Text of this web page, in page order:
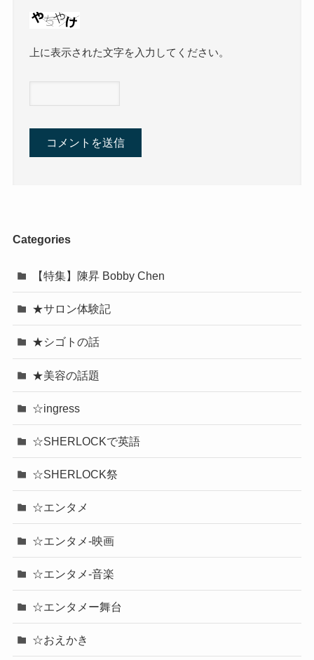
上に表示された文字を入力してください。
Categories
【特集】陳昇 Bobby Chen
★サロン体験記
★シゴトの話
★美容の話題
☆ingress
☆SHERLOCKで英語
☆SHERLOCK祭
☆エンタメ
☆エンタメ-映画
☆エンタメ-音楽
☆エンタメー舞台
☆おえかき